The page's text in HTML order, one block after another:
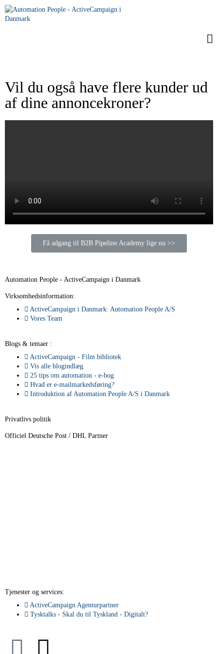
Vil du også have flere kunder ud
af dine annoncekroner?
Få adgang til B2B Pipeline Academy lige nu >>
Automation People - ActiveCampaign i Danmark
Virksomhedsinformation:
ActiveCampaign i Danmark: Automation People A/S
Vores Team
Blogs & temaer :
ActiveCampaign - Film bibliotek
Vis alle blogindlæg
25 tips om automation - e-bog
Hvad er e-mailmarkedsføring?
Introduktion af Automation People A/S i Danmark
Privatlivs politik
Officiel Deutsche Post / DHL Partner
Tjenester og services:
ActiveCampaign Agenturpartner
Tysktalks - Skal du til Tyskland - Digitalt?